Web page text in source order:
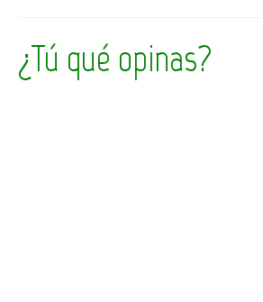
¿Tú qué opinas?